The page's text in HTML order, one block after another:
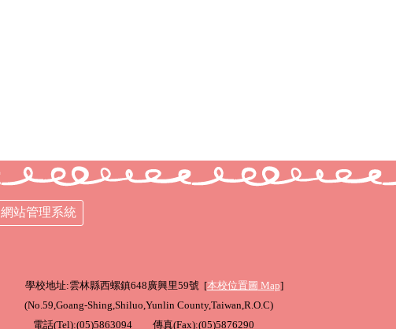
網站管理系統
學校地址:雲林縣西螺鎮648廣興里59號 [本校位置圖 Map]
(No.59,Goang-Shing,Shiluo,Yunlin County,Taiwan,R.O.C)
電話(Tel):(05)5863094 傳真(Fax):(05)5876290